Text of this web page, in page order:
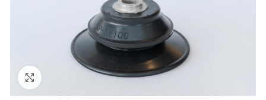
Click to enlarge